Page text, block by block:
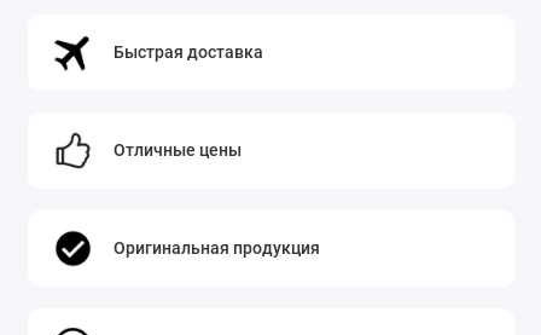
Быстрая доставка
Отличные цены
Оригинальная продукция